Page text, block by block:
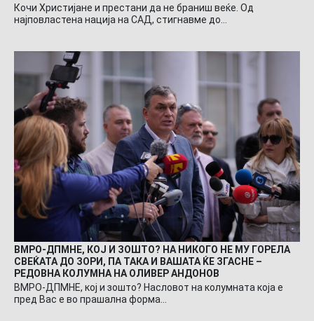
Кочи Христијане и престани да не браниш веќе. Од
најповластена нација на САД, стигнавме до…
ВМРО-ДПМНЕ, КОЈ И ЗОШТО? НА НИКОГО НЕ МУ ГОРЕЛА
СВЕЌАТА ДО ЗОРИ, ПА ТАКА И ВАШАТА ЌЕ ЗГАСНЕ –
РЕДОВНА КОЛУМНА НА ОЛИВЕР АНДОНОВ
ВМРО-ДПМНЕ, кој и зошто? Насловот на колумната која е
пред Вас е во прашална форма…